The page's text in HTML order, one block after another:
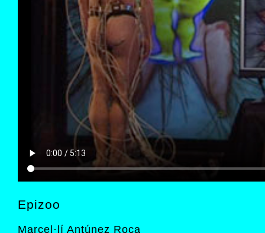
Epizoo
Marcel·lí Antúnez Roca